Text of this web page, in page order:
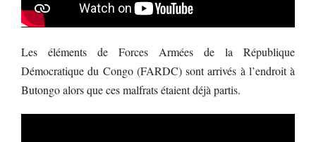
Les éléments de Forces Armées de la République
Démocratique du Congo (FARDC) sont arrivés à l’endroit à
Butongo alors que ces malfrats étaient déjà partis.